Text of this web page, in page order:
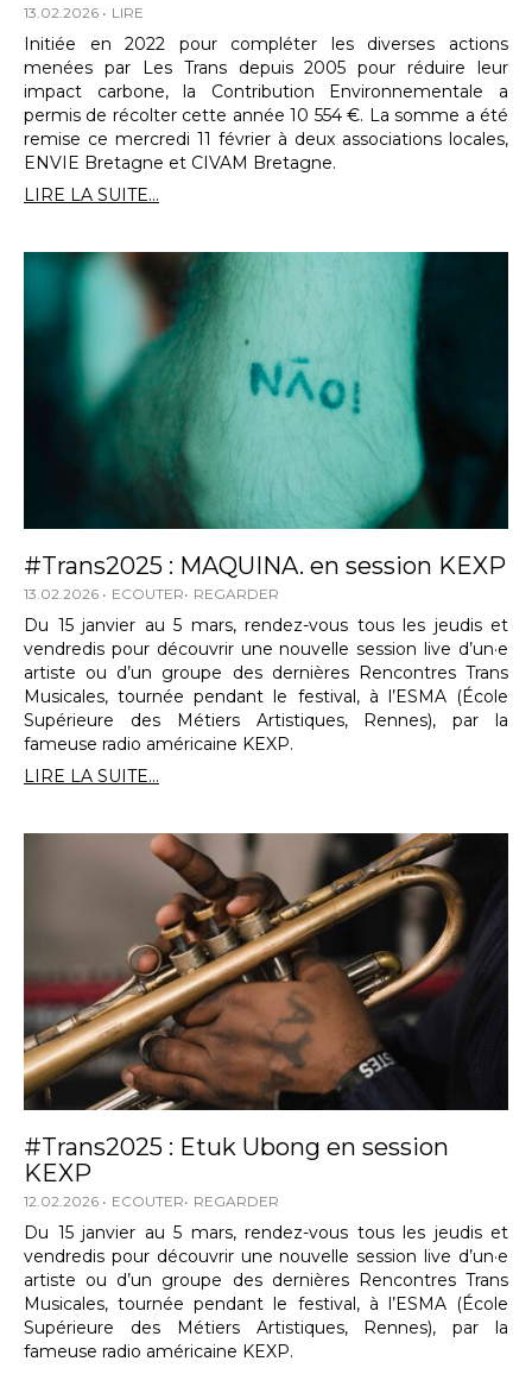
13.02.2026 LIRE
Initiée en 2022 pour compléter les diverses actions
menées par Les Trans depuis 2005 pour réduire leur
impact carbone, la Contribution Environnementale a
permis de récolter cette année 10 554 €. La somme a été
remise ce mercredi 11 février à deux associations locales,
ENVIE Bretagne et CIVAM Bretagne.
LIRE LA SUITE...
#Trans2025 : MAQUINA. en session KEXP
13.02.2026 ECOUTER REGARDER
Du 15 janvier au 5 mars, rendez-vous tous les jeudis et
vendredis pour découvrir une nouvelle session live d’un·e
artiste ou d’un groupe des dernières Rencontres Trans
Musicales, tournée pendant le festival, à l’ESMA (École
Supérieure des Métiers Artistiques, Rennes), par la
fameuse radio américaine KEXP.
LIRE LA SUITE...
#Trans2025 : Etuk Ubong en session
KEXP
12.02.2026 ECOUTER REGARDER
Du 15 janvier au 5 mars, rendez-vous tous les jeudis et
vendredis pour découvrir une nouvelle session live d’un·e
artiste ou d’un groupe des dernières Rencontres Trans
Musicales, tournée pendant le festival, à l’ESMA (École
Supérieure des Métiers Artistiques, Rennes), par la
fameuse radio américaine KEXP.